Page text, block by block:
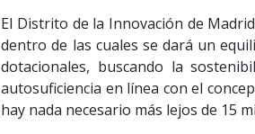
El Distrito de la Innovación de
dentro de las cuales se dará un
dotacionales, buscando la
autosuficiencia en línea con el
hay nada necesario más lejos de 15